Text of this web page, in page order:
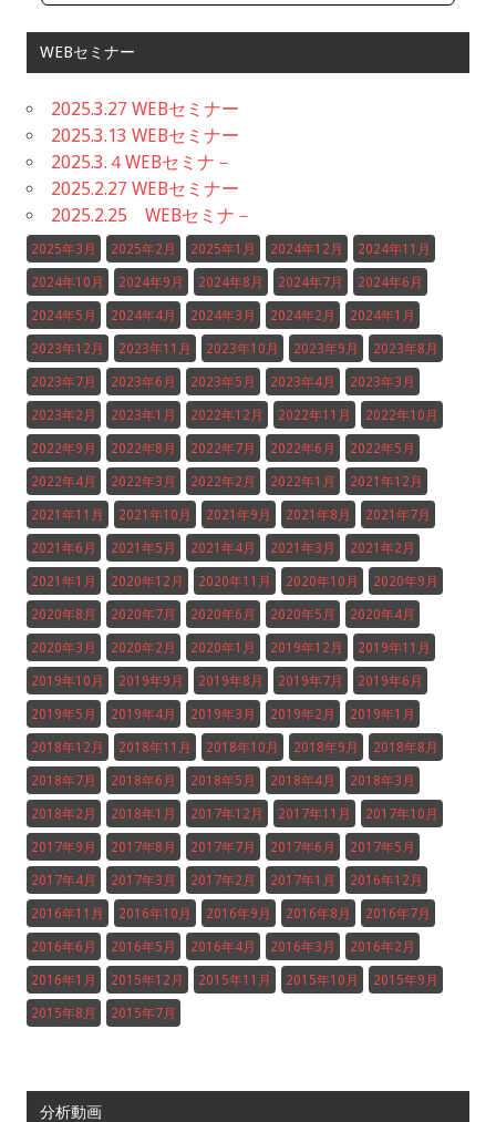
WEBセミナー
2025.3.27 WEBセミナー
2025.3.13 WEBセミナー
2025.3.４WEBセミナ－
2025.2.27 WEBセミナー
2025.2.25 WEBセミナ－
2025年3月 2025年2月 2025年1月 2024年12月 2024年11月
2024年10月 2024年9月 2024年8月 2024年7月 2024年6月
2024年5月 2024年4月 2024年3月 2024年2月 2024年1月
2023年12月 2023年11月 2023年10月 2023年9月 2023年8月
2023年7月 2023年6月 2023年5月 2023年4月 2023年3月
2023年2月 2023年1月 2022年12月 2022年11月 2022年10月
2022年9月 2022年8月 2022年7月 2022年6月 2022年5月
2022年4月 2022年3月 2022年2月 2022年1月 2021年12月
2021年11月 2021年10月 2021年9月 2021年8月 2021年7月
2021年6月 2021年5月 2021年4月 2021年3月 2021年2月
2021年1月 2020年12月 2020年11月 2020年10月 2020年9月
2020年8月 2020年7月 2020年6月 2020年5月 2020年4月
2020年3月 2020年2月 2020年1月 2019年12月 2019年11月
2019年10月 2019年9月 2019年8月 2019年7月 2019年6月
2019年5月 2019年4月 2019年3月 2019年2月 2019年1月
2018年12月 2018年11月 2018年10月 2018年9月 2018年8月
2018年7月 2018年6月 2018年5月 2018年4月 2018年3月
2018年2月 2018年1月 2017年12月 2017年11月 2017年10月
2017年9月 2017年8月 2017年7月 2017年6月 2017年5月
2017年4月 2017年3月 2017年2月 2017年1月 2016年12月
2016年11月 2016年10月 2016年9月 2016年8月 2016年7月
2016年6月 2016年5月 2016年4月 2016年3月 2016年2月
2016年1月 2015年12月 2015年11月 2015年10月 2015年9月
2015年8月 2015年7月
分析動画